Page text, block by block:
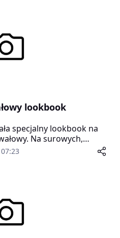
lookbook
specjalny lookbook na
Na surowych,
modele prezentują
kolekcji damskiej i